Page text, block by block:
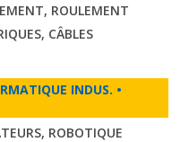
ROULEMENT
CÂBLES
INDUS. •
ROBOTIQUE